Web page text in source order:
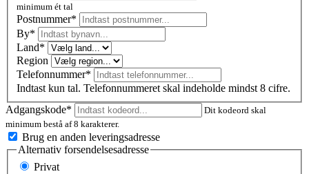
minimum ét tal
Postnummer*
By*
Land*
Region
Telefonnummer*
Indtast kun tal. Telefonnummeret skal indeholde mindst 8 cifre.
Adgangskode*
Dit kodeord skal
minimum bestå af 8 karakterer.
Brug en anden leveringsadresse
Alternativ forsendelsesadresse
Privat